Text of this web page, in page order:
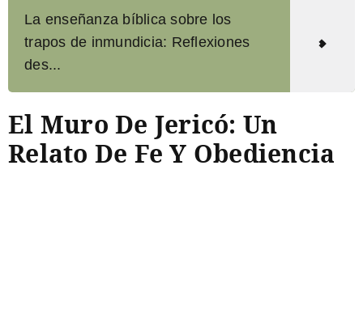
La enseñanza bíblica sobre los
trapos de inmundicia: Reflexiones
des...
El Muro De Jericó: Un
Relato De Fe Y Obediencia